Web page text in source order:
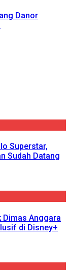
Danor
Superstar,
Sudah Datang
Dimas Anggara
di Disney+